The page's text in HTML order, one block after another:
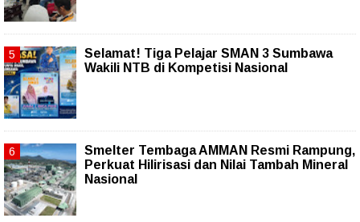
Selamat! Tiga Pelajar SMAN 3 Sumbawa
Wakili NTB di Kompetisi Nasional
Smelter Tembaga AMMAN Resmi Rampung,
Perkuat Hilirisasi dan Nilai Tambah Mineral
Nasional